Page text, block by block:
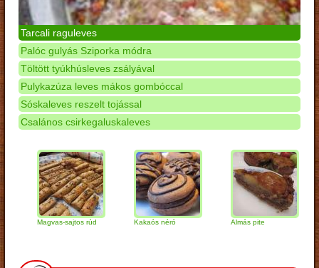
Tarcali raguleves
Palóc gulyás Sziporka módra
Töltött tyúkhúsleves zsályával
Pulykazúza leves mákos gombóccal
Sóskaleves reszelt tojással
Csalános csirkegaluskaleves
Magvas-sajtos rúd Kakaós néró Almás pite